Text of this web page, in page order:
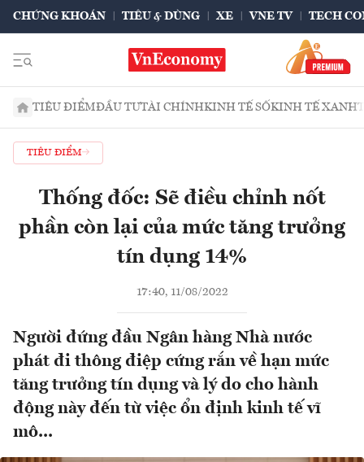
CHỨNG KHOÁN TIÊU & DÙNG XE VNE TV TECH
TIÊU ĐIỂMĐẦU TƯTÀI CHÍNHKINH TẾ SỐKINH TẾ XANH
TIÊU ĐIỂM
Thống đốc: Sẽ điều chỉnh nốt
phần còn lại của mức tăng trưởng
tín dụng 14%
17:40, 11/08/2022
Người đứng đầu Ngân hàng Nhà nước
phát đi thông điệp cứng rắn về hạn mức
tăng trưởng tín dụng và lý do cho hành
động này đến từ việc ổn định kinh tế vĩ
mô...